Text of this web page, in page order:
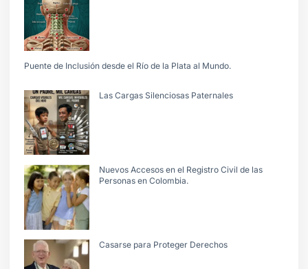
Puente de Inclusión desde el Río de la Plata al Mundo.
Las Cargas Silenciosas Paternales
Nuevos Accesos en el Registro Civil de las
Personas en Colombia.
Casarse para Proteger Derechos